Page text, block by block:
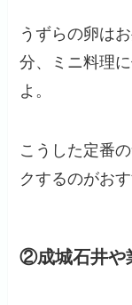
うずらの卵は
分、ミニ料理
よ。
こうした定番
クするのがおす
②成城石井や